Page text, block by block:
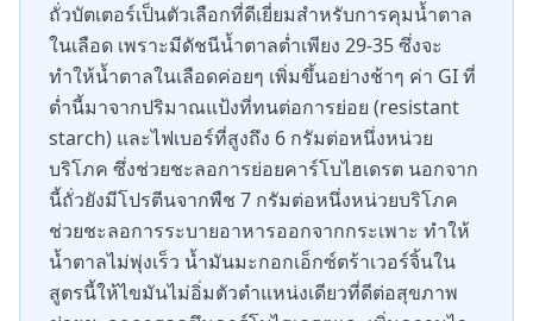
ถั่วบัตเตอร์เป็นตัวเลือกที่ดีเยี่ยมสำหรับการคุมน้ำตาล
ในเลือด เพราะมีดัชนีน้ำตาลต่ำเพียง 29-35 ซึ่งจะ
ทำให้น้ำตาลในเลือดค่อยๆ เพิ่มขึ้นอย่างช้าๆ ค่า GI ที่
ต่ำนี้มาจากปริมาณแป้งที่ทนต่อการย่อย (resistant
starch) และไฟเบอร์ที่สูงถึง 6 กรัมต่อหนึ่งหน่วย
บริโภค ซึ่งช่วยชะลอการย่อยคาร์โบไฮเดรต นอกจาก
นี้ถั่วยังมีโปรตีนจากพืช 7 กรัมต่อหนึ่งหน่วยบริโภค
ช่วยชะลอการระบายอาหารออกจากกระเพาะ ทำให้
น้ำตาลไม่พุ่งเร็ว น้ำมันมะกอกเอ็กซ์ตร้าเวอร์จิ้นใน
สูตรนี้ให้ไขมันไม่อิ่มตัวตำแหน่งเดียวที่ดีต่อสุขภาพ